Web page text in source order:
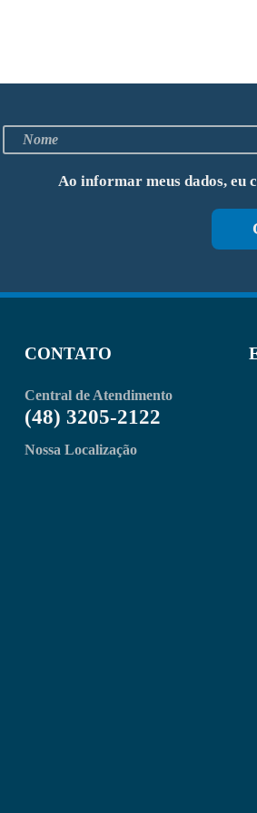
Ao informar meus dados, eu
CONTATO
Central de Atendimento
(48) 3205-2122
Nossa Localização